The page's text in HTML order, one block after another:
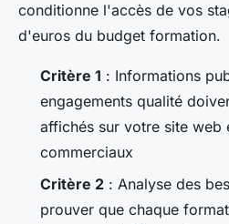
conditionne l'accès de vos
d'euros du budget formation.
Critère 1 : Informations
engagements qualité
affichés sur votre site web
commerciaux
Critère 2 : Analyse des
prouver que chaque